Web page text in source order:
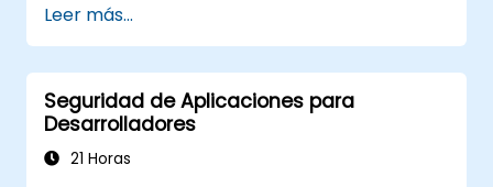
Comprender cómo integrarse con
diversos servicios de autenticación.
Utilizar las herramientas de monitoreo e
informes de Sophos XG Firewall para
mantener el control sobre la seguridad
de la red.
Leer más...
Seguridad de Aplicaciones para
Desarrolladores
21 Horas